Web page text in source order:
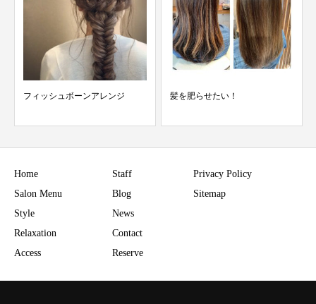
髪を肥らせたい！
洗う再生医療！Tieオリジナルミ
Home
Salon Menu
Style
Relaxation
Access
Staff
Blog
News
Contact
Reserve
Privacy Policy
Sitemap